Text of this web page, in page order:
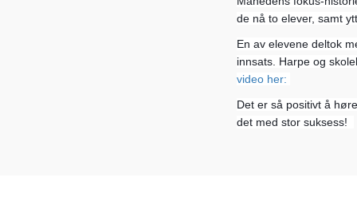
de nå to elever, samt
En av elevene deltok
innsats. Harpe og
video her:
Det er så positivt å
det med stor suksess!